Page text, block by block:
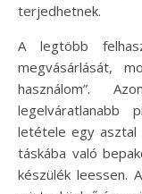
terjedhetnek.
A legtöbb
megvásárlását,
használom”.
legelváratlanabb
letétele egy asztal
táskába való
készülék leessen.